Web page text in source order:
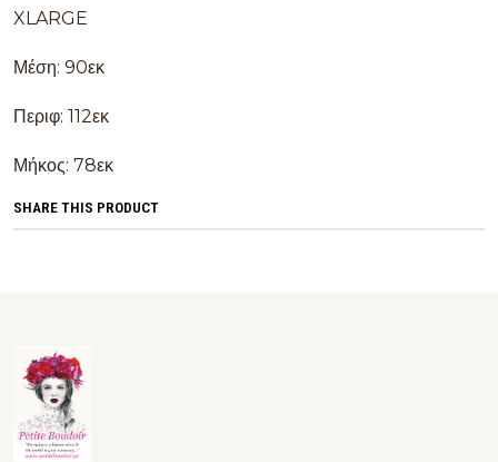
XLARGE
Μέση: 90εκ
Περιφ: 112εκ
Μήκος: 78εκ
SHARE THIS PRODUCT